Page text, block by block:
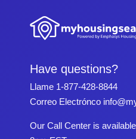
Have questions?
Llame 1-877-428-8844
Correo Electrónco
Our Call Center is